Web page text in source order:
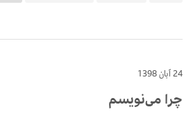
24 آبان 1398
چرا می‌نویسم